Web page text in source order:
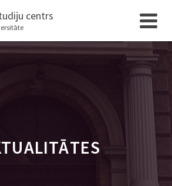
centrs